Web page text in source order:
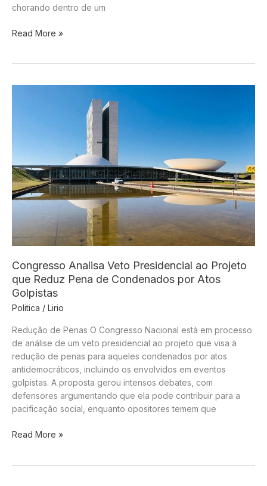
chorando dentro de um
#FAKE:
Messias
no
Senado
é
Montagem
Read More »
Congresso Analisa Veto Presidencial ao Projeto
que Reduz Pena de Condenados por Atos
Golpistas
Politica / Lirio
Redução de Penas O Congresso Nacional está em processo
de análise de um veto presidencial ao projeto que visa à
redução de penas para aqueles condenados por atos
antidemocráticos, incluindo os envolvidos em eventos
golpistas. A proposta gerou intensos debates, com
defensores argumentando que ela pode contribuir para a
pacificação social, enquanto opositores temem que
Congresso
Read More »